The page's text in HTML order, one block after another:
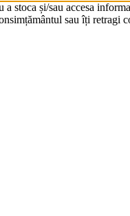
și/sau accesa
sau îți